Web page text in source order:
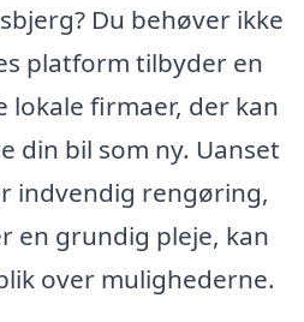
Du behøver ikke
platform tilbyder en
lokale firmaer, der kan
din bil som ny. Uanset
indvendig rengøring,
en grundig pleje, kan
over mulighederne.